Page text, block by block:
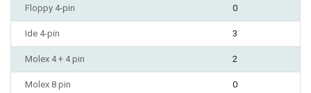
Floppy 4-pin 0
Ide 4-pin 3
Molex 4 + 4 pin 2
Molex 8 pin 0